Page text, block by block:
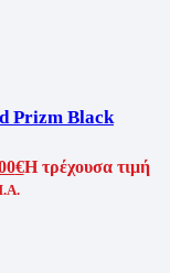
Prizm Black
€Η τρέχουσα τιμή